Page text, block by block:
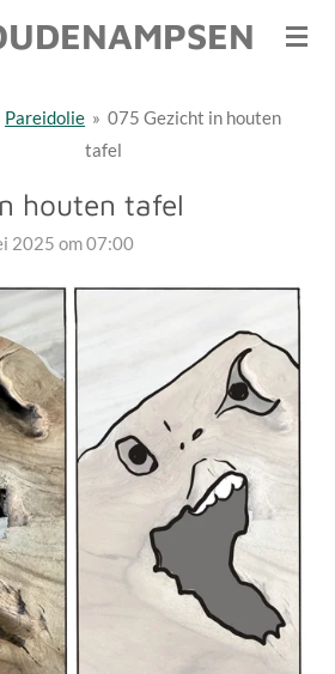
Pareidolie » 075 Gezicht in houten
tafel
houten tafel
2025 om 07:00